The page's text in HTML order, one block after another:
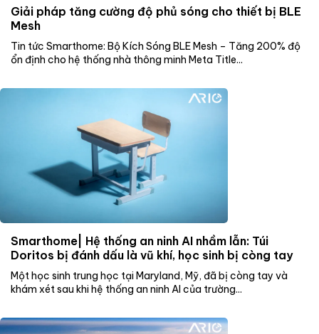
Giải pháp tăng cường độ phủ sóng cho thiết bị BLE
Mesh
Tin tức Smarthome: Bộ Kích Sóng BLE Mesh – Tăng 200% độ
ổn định cho hệ thống nhà thông minh Meta Title...
Smarthome| Hệ thống an ninh AI nhầm lẫn: Túi
Doritos bị đánh dấu là vũ khí, học sinh bị còng tay
Một học sinh trung học tại Maryland, Mỹ, đã bị còng tay và
khám xét sau khi hệ thống an ninh AI của trường...